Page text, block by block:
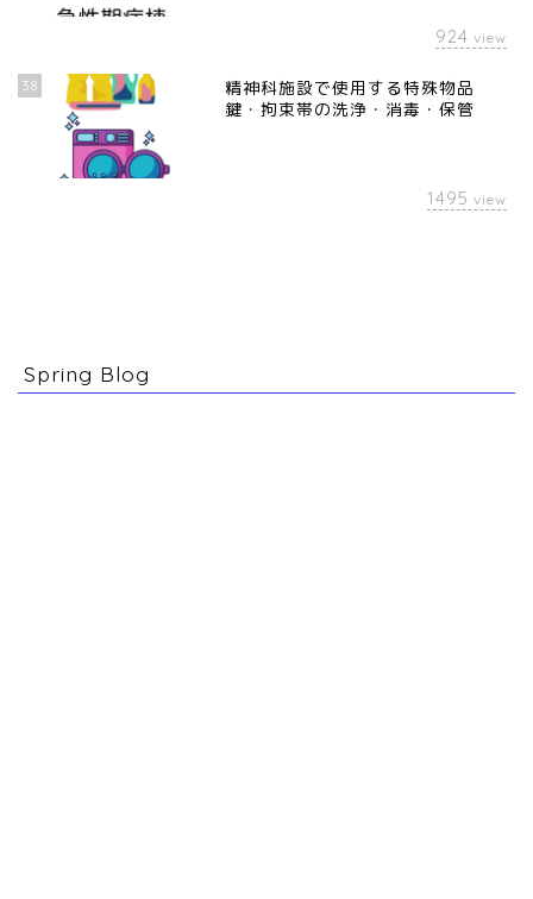
924 view
38
精神科施設で使用する特殊物品
鍵・拘束帯の洗浄・消毒・保管
1495 view
Spring Blog